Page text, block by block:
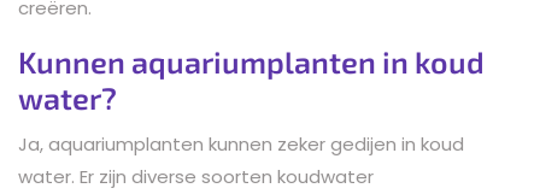
creëren.
Kunnen aquariumplanten in koud
water?
Ja, aquariumplanten kunnen zeker gedijen in koud
water. Er zijn diverse soorten koudwater